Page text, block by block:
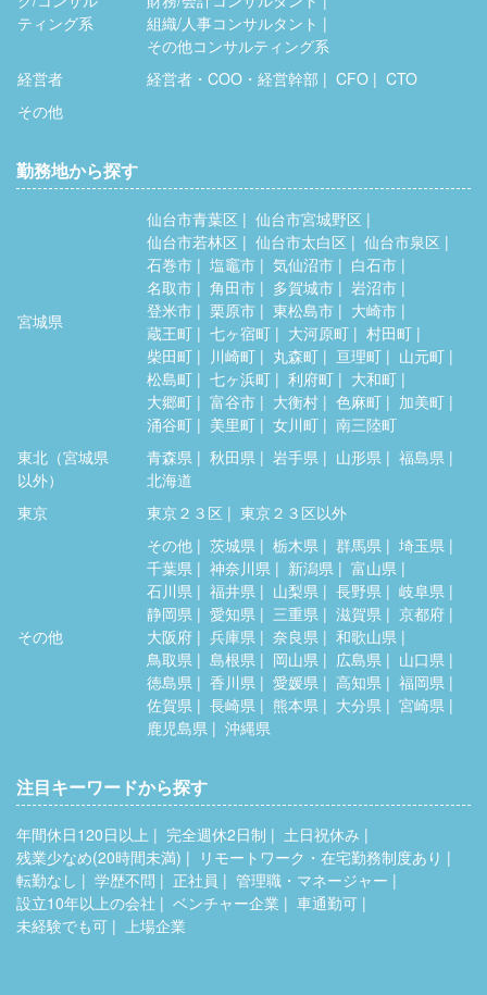
ティング系
組織/人事コンサルタント
その他コンサルティング系
経営者
経営者・COO・経営幹部 CFO
CTO
その他
勤務地から探す
宮城県
仙台市青葉区
仙台市宮城野区
仙台市若林区
仙台市太白区
仙台市泉区
石巻市
塩竈市 気仙沼市
白石市
名取市
角田市 多賀城市
岩沼市
登米市
栗原市 東松島市
大崎市
蔵王町
七ヶ宿町 大河原町
村田町
柴田町
川崎町 丸森町 亘理町
山元町
松島町
七ヶ浜町 利府町
大和町
大郷町
富谷市 大衡村 色麻町
加美町
涌谷町
美里町 女川町
南三陸町
東北（宮城県
以外）
青森県 秋田県 岩手県 山形県
福島県
北海道
東京
東京２３区 東京２３区以外
その他
その他 茨城県 栃木県 群馬県
埼玉県
千葉県
神奈川県 新潟県
富山県
石川県
福井県 山梨県 長野県
岐阜県
静岡県
愛知県 三重県 滋賀県
京都府
大阪府
兵庫県 奈良県
和歌山県
鳥取県
島根県 岡山県 広島県
山口県
徳島県
香川県 愛媛県 高知県
福岡県
佐賀県
長崎県 熊本県 大分県
宮崎県
鹿児島県
沖縄県
注目キーワードから探す
年間休日120日以上 完全週休2日制
土日祝休み
残業少なめ(20時間未満)
リモートワーク・在宅勤務制度あり
転勤なし
学歴不問 正社員
管理職・マネージャー
設立10年以上の会社
ベンチャー企業
車通勤可
未経験でも可
上場企業